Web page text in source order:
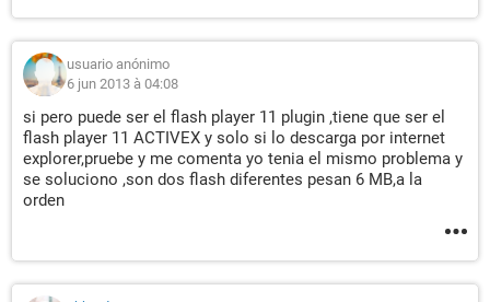
usuario anónimo
6 jun 2013 à 04:08
si pero puede ser el flash player 11 plugin ,tiene que ser el
flash player 11 ACTIVEX y solo si lo descarga por internet
explorer,pruebe y me comenta yo tenia el mismo problema y
se soluciono ,son dos flash diferentes pesan 6 MB,a la
orden